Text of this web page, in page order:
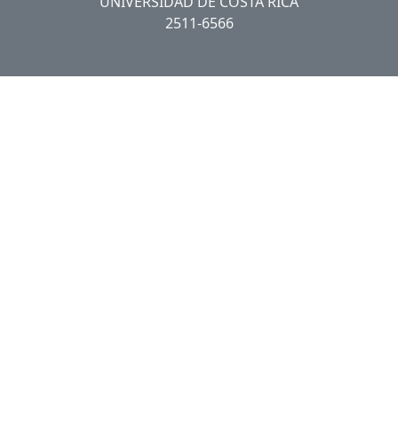
2511-6566